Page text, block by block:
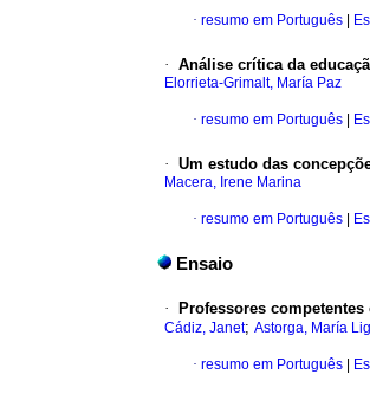
· resumo em Português
· Análise crítica da
Elorrieta-Grimalt, María Paz
· resumo em Português
· Um estudo das
Macera, Irene Marina
· resumo em Português
Ensaio
· Professores
Cádiz, Janet; Astorga, María
· resumo em Português